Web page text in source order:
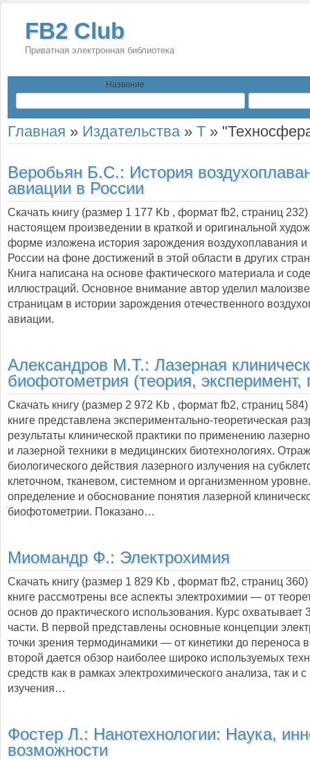
FB2 Club
Приватная электронная библиотека
Название
Главная » Издательства» Т »
Веробьян Б.С.: История
авиации в России
Скачать книгу (размер 1 177 Kb , формат fb2, страниц 232
настоящем произведении в краткой и оригинальной
форме изложена история зарождения воздухоплавания
России на фоне достижений в этой области в других
Книга написана на основе фактического материала и
иллюстраций. Основное внимание автор уделил
страницам в истории зарождения отечественного
авиации.
Александров М.Т.: Лазерная
биофотометрия (теория, эксперимент,
Скачать книгу (размер 2 972 Kb , формат fb2, страниц 584
книге представлена экспериментально-теоретическая
результаты клинической практики по применению
и лазерной техники в медицинских биотехнологиях.
биологического действия лазерного излучения на
клеточном, тканевом, системном и организменном
определение и обоснование понятия лазерной
биофотометрии. Показано…
Миомандр Ф.: Электрохимия
Скачать книгу (размер 1 829 Kb , формат fb2, страниц 360
книге рассмотрены все аспекты электрохимии — от
основ до практического использования. Курс охватывает
части. В первой представлены основные концепции
точки зрения термодинамики — от кинетики до переноса
второй дается обзор наиболее широко используемых
средств как в рамках электрохимического анализа, так и
изучения…
Фостер Л.: Нанотехнологии: Наука,
возможности